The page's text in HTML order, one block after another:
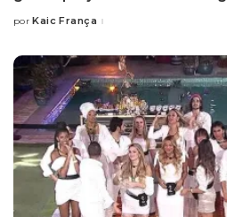
Posted
por Kaic França